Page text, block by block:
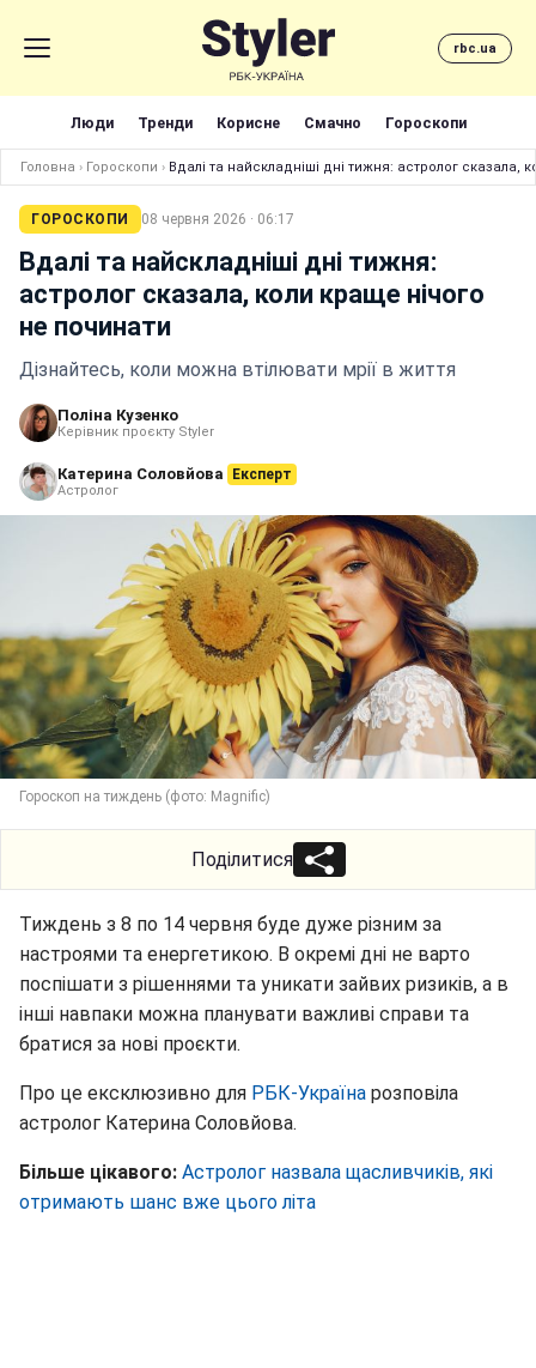
rbc.ua
Люди Тренди Корисне Смачно Гороскопи
Головна › Гороскопи › Вдалі та найскладніші дні тижня: астролог сказала,
ГОРОСКОПИ 08 червня 2026 · 06:17
Вдалі та найскладніші дні тижня:
астролог сказала, коли краще нічого
не починати
Дізнайтесь, коли можна втілювати мрії в життя
Поліна Кузенко
Керівник проєкту Styler
Катерина Соловйова Експерт
Астролог
Гороскоп на тиждень (фото: Magnific)
Поділитися
Тиждень з 8 по 14 червня буде дуже різним за
настроями та енергетикою. В окремі дні не варто
поспішати з рішеннями та уникати зайвих ризиків, а в
інші навпаки можна планувати важливі справи та
братися за нові проєкти.
Про це ексклюзивно для РБК-Україна розповіла
астролог Катерина Соловйова.
Більше цікавого: Астролог назвала щасливчиків, які
отримають шанс вже цього літа